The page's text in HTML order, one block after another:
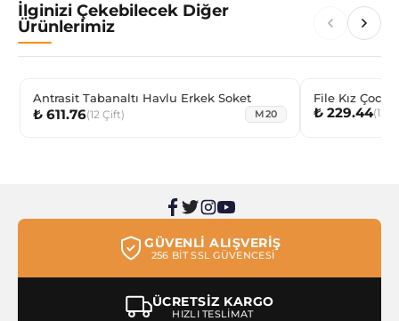
İlginizi Çekebilecek Diğer
Ürünlerimiz
Antrasit Tabanaltı Havlu Erkek Soket
₺ 611.76(12 Çift) M20
File Kız Çocuk
₺ 229.44(12
GÜVENLİ ALIŞVERİŞ
256 BİT SSL GÜVENCESİ
ÜCRETSİZ KARGO
HIZLI TESLİMAT